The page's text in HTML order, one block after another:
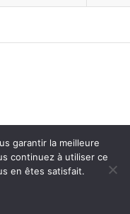
garantir la meilleure
continuez à utiliser ce
en êtes satisfait.